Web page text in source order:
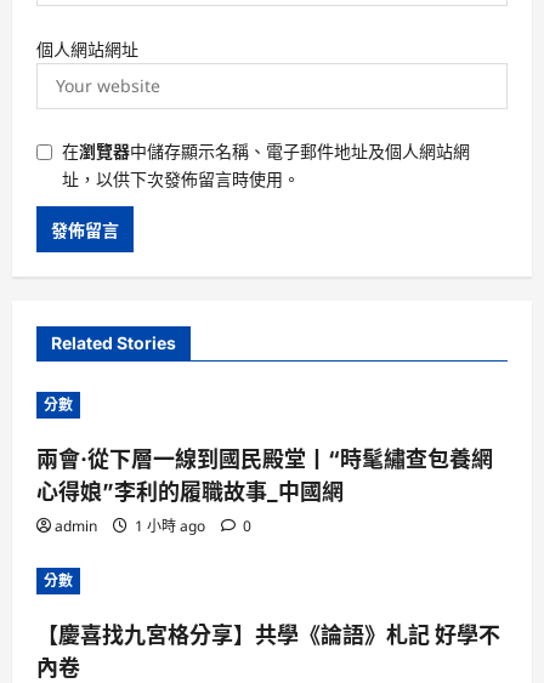
個人網站網址
在瀏覽器中儲存顯示名稱、電子郵件地址及個人網站網
址，以供下次發佈留言時使用。
Related Stories
分數
兩會·從下層一線到國民殿堂丨“時髦繡查包養網
心得娘”李利的履職故事_中國網
admin 1 小時 ago 0
分數
【慶喜找九宮格分享】共學《論語》札記 好學不
內卷